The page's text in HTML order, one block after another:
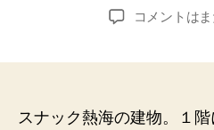
七
ク
コメントは
スナック熱海の建物。１